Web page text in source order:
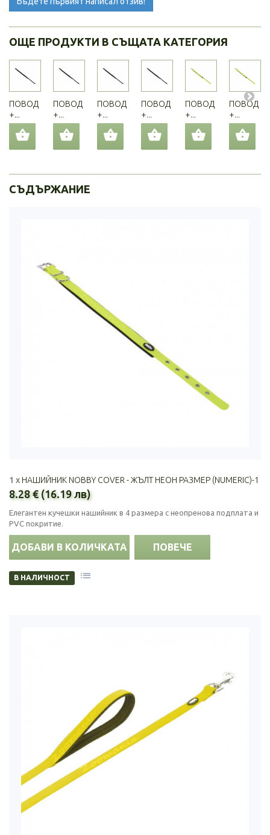
ОЩЕ ПРОДУКТИ В СЪЩАТА КАТЕГОРИЯ
ПОВОД
+...
ПОВОД
+...
ПОВОД
+...
ПОВОД
+...
ПОВОД
+...
ПОВОД
+...
СЪДЪРЖАНИЕ
1 x НАШИЙНИК NOBBY COVER - ЖЪЛТ НЕОН РАЗМЕР (NUMERIC)-1
8.28 € (16.19 лв)
Елегантен кучешки нашийник в 4 размера с неопренова подплата и
PVC покритие.
ДОБАВИ В КОЛИЧКАТА ПОВЕЧЕ
В НАЛИЧНОСТ